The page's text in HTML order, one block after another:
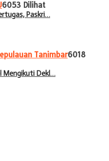
6053 Dilihat
Paskri…
Tanimbar6018
Mengikuti Dekl…